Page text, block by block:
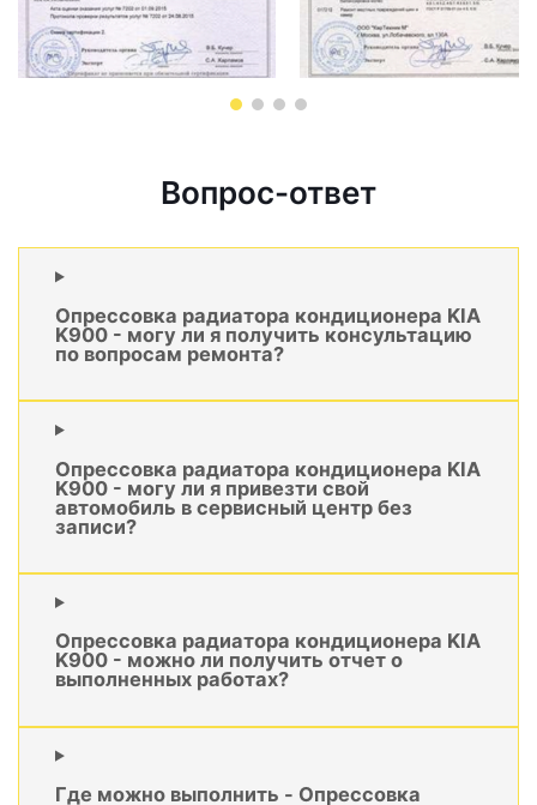
Вопрос-ответ
Опрессовка радиатора кондиционера KIA
K900 - могу ли я получить консультацию
по вопросам ремонта?
Опрессовка радиатора кондиционера KIA
K900 - могу ли я привезти свой
автомобиль в сервисный центр без
записи?
Опрессовка радиатора кондиционера KIA
K900 - можно ли получить отчет о
выполненных работах?
Где можно выполнить - Опрессовка